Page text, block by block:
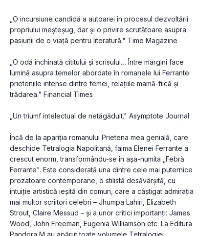
„O incursiune candidă a autoarei în procesul dezvoltării
propriului meșteșug, dar și o privire scrutătoare asupra
pasiunii de o viață pentru literatură." Time Magazine
„O odă închinată cititului și scrisului… Între margini face
lumină asupra temelor abordate în romanele lui Ferrante:
prieteniile intense dintre femei, relațiile mamă-fiică și
trădarea." Financial Times
„Un triumf intelectual de netăgăduit." Asymptote Journal
Încă de la apariția romanului Prietena mea genială, care
deschide Tetralogia Napolitană, faima Elenei Ferrante a
crescut enorm, transformându-se în așa-numita „Febră
Ferrante". Este considerată una dintre cele mai puternice
prozatoare contemporane, o stilistă desăvârșită, cu
intuiție artistică ieșită din comun, care a câștigat admirația
mai multor scriitori celebri – Jhumpa Lahiri, Elizabeth
Strout, Claire Messud – și a unor critici importanți: James
Wood, John Freeman, Eugenia Williamson etc. La Editura
Pandora M au apărut toate volumele Tetralogiei